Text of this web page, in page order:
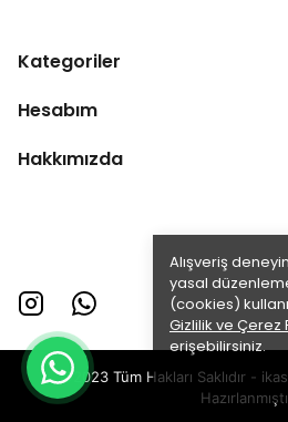
Alışveriş
yasal
(cookies)
Gizlilik ve Çerez
erişebilirsiniz.
Kategoriler
Hesabım
Hakkımızda
©2023 Tüm Hakları Saklıdır -